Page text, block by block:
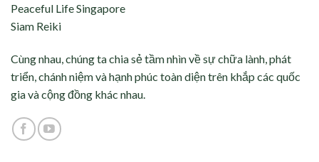
Peaceful Life Singapore
Siam Reiki
Cùng nhau, chúng ta chia sẻ tầm nhìn về sự chữa lành, phát
triển, chánh niệm và hạnh phúc toàn diện trên khắp các quốc
gia và cộng đồng khác nhau.